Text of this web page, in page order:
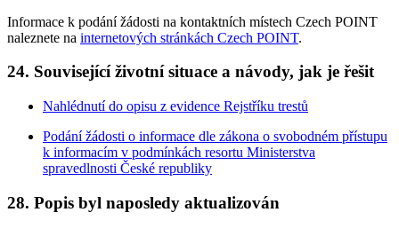
Informace k podání žádosti na kontaktních místech Czech POINT
naleznete na internetových stránkách Czech POINT.
24. Související životní situace a návody, jak je řešit
Nahlédnutí do opisu z evidence Rejstříku trestů
Podání žádosti o informace dle zákona o svobodném přístupu
k informacím v podmínkách resortu Ministerstva
spravedlnosti České republiky
28. Popis byl naposledy aktualizován